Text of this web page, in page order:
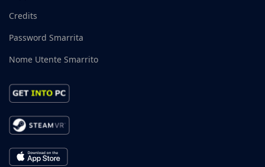
Credits
Password Smarrita
Nome Utente Smarrito